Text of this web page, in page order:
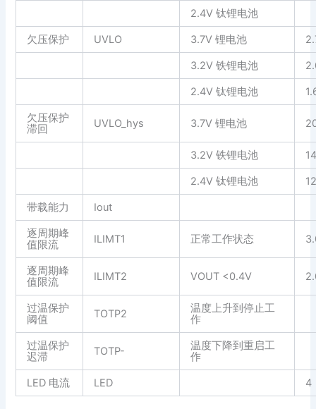
2.4V 钛锂电池
欠压保护 UVLO 3.7V 锂电池
3.2V 铁锂电池
2.4V 钛锂电池
欠压保护
滞回
UVLO_hys 3.7V 锂电池
3.2V 铁锂电池
2.4V 钛锂电池
带载能力 Iout
逐周期峰
值限流
ILIMT1 正常工作状态
逐周期峰
值限流
ILIMT2 VOUT <0.4V
过温保护
阈值
TOTP2
温度上升到停止工
作
过温保护
迟滞
TOTP-
温度下降到重启工
作
LED 电流 LED 4